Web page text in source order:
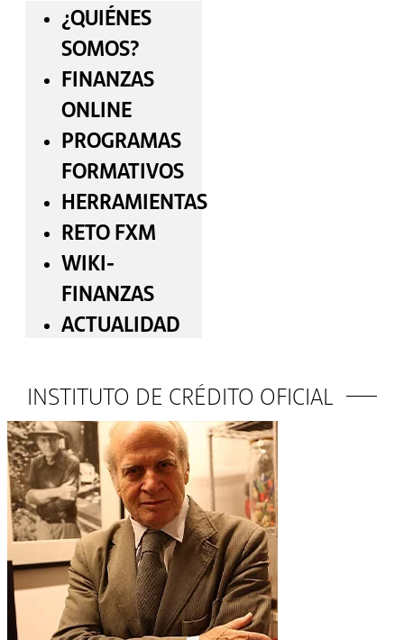
¿QUIÉNES
SOMOS?
FINANZAS
ONLINE
PROGRAMAS
FORMATIVOS
HERRAMIENTAS
RETO FXM
WIKI-
FINANZAS
ACTUALIDAD
INSTITUTO DE CRÉDITO OFICIAL